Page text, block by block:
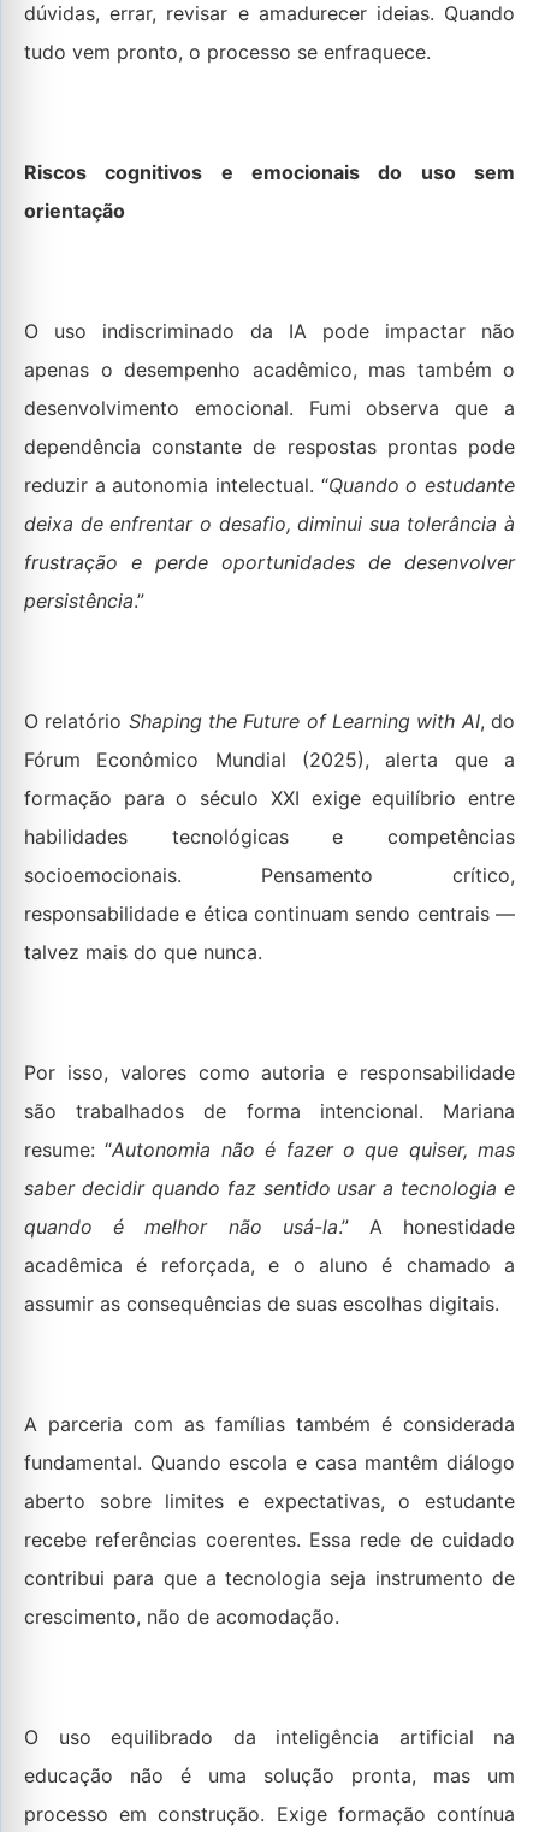
dúvidas, errar, revisar e amadurecer ideias. Quando
tudo vem pronto, o processo se enfraquece.
Riscos cognitivos e emocionais do uso sem
orientação
O uso indiscriminado da IA pode impactar não
apenas o desempenho acadêmico, mas também o
desenvolvimento emocional. Fumi observa que a
dependência constante de respostas prontas pode
reduzir a autonomia intelectual. “Quando o estudante
deixa de enfrentar o desafio, diminui sua tolerância à
frustração e perde oportunidades de desenvolver
persistência.”
O relatório Shaping the Future of Learning with AI, do
Fórum Econômico Mundial (2025), alerta que a
formação para o século XXI exige equilíbrio entre
habilidades tecnológicas e competências
socioemocionais. Pensamento crítico,
responsabilidade e ética continuam sendo centrais —
talvez mais do que nunca.
Por isso, valores como autoria e responsabilidade
são trabalhados de forma intencional. Mariana
resume: “Autonomia não é fazer o que quiser, mas
saber decidir quando faz sentido usar a tecnologia e
quando é melhor não usá-la.” A honestidade
acadêmica é reforçada, e o aluno é chamado a
assumir as consequências de suas escolhas digitais.
A parceria com as famílias também é considerada
fundamental. Quando escola e casa mantêm diálogo
aberto sobre limites e expectativas, o estudante
recebe referências coerentes. Essa rede de cuidado
contribui para que a tecnologia seja instrumento de
crescimento, não de acomodação.
O uso equilibrado da inteligência artificial na
educação não é uma solução pronta, mas um
processo em construção. Exige formação contínua